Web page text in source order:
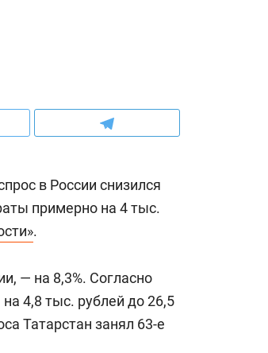
в России снизился
примерно на 4 тыс.
.
— на 8,3%. Согласно
4,8 тыс. рублей до 26,5
Татарстан занял 63-е
Face
Опыт выживания в дикой
природе, работа